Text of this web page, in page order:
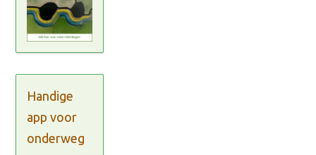
Handige
app voor
onderweg